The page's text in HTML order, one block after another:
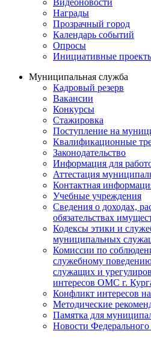
Награды
Прозрачный город
Календарь событий
Опросы
Инициативные
Муниципальная служба
Кадровый резерв
Вакансии
Конкурсы
Стажировка
Поступление на
Квалификационные
Законодательство
Информация для
Аттестация
Контактная
Учебные учреждения
Сведения о доходах,
обязательствах
Кодексы этики и
муниципальных
Комиссии по
служебному
служащих и
интересов ОМС г.
Конфликт интересов
Методические
Памятка для
Новости